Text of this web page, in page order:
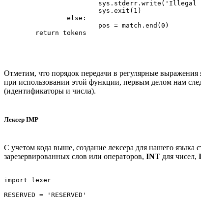
Отметим, что порядок передачи в регулярные выражения
при использовании этой функции, первым делом нам
(идентификаторы и числа).
Лексер IMP
С учетом кода выше, создание лексера для нашего языка
зарезервированных слов или операторов, INT для чисел,
import lexer
RESERVED = 'RESERVED'